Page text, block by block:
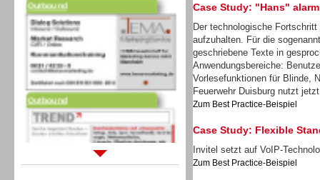
Outbound
Case Study: "Hans"
Der technologische
aufzuhalten. Für die
geschriebene Texte in
Anwendungsbereiche:
Vorlesefunktionen für Blinde,
Feuerwehr Duisburg nutzt
Zum Best Practice-Beispiel
Case Study: Flexible
Invitel setzt auf VoIP-
Zum Best Practice-Beispiel